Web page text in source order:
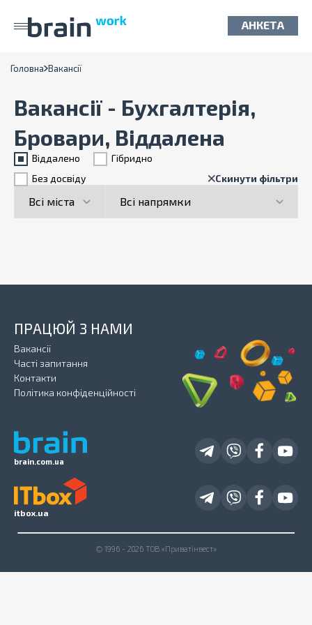
АНКЕТА
Головна Вакансії
Вакансії - Бухгалтерія,
Бровари, Віддалена
Віддалено
Гiбридно
Без досвіду
Скинути фільтри
brain.com.ua
ПРАЦЮЙ З НАМИ
Вакансії
Часті запитання
Контакти
Політика конфіденційності
itbox.ua
© 1996 - 2026 ТОВ «Приватінвест»